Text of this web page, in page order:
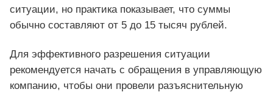
ситуации, но практика показывает, что суммы
обычно составляют от 5 до 15 тысяч рублей.
Для эффективного разрешения ситуации
рекомендуется начать с обращения в управляющую
компанию, чтобы они провели разъяснительную